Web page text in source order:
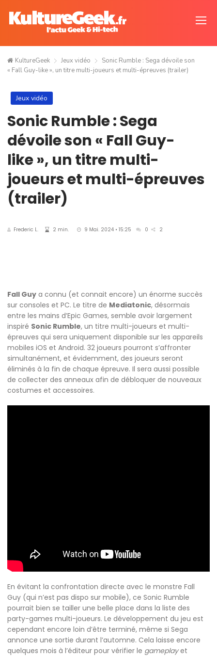
KultureGeek Jeux vidéo
Sonic Rumble : Sega dévoile son
« Fall Guy-like », un titre multi-joueurs et multi-épreuves (trailer)
Jeux vidéo
Sonic Rumble : Sega
dévoile son « Fall Guy-
like », un titre multi-
joueurs et multi-épreuves
(trailer)
Frederic L. 2 min. 9 Mai. 2024 • 15:25 0 2
Fall Guy a connu (et connait encore) un énorme succès
sur consoles et PC. Le titre de Mediatonic, désormais
entre les mains d’Epic Games, semble avoir largement
inspiré Sonic Rumble, un titre multi-joueurs et multi-
épreuves qui sera uniquement disponible sur les appareils
mobiles iOS et Android. 32 joueurs pourront s’affronter
simultanément, et évidemment, des joueurs seront
éliminés à la fin de chaque épreuve. Il sera aussi possible
de collecter des anneaux afin de débloquer de nouveaux
costumes et accessoires.
En évitant la confrontation directe avec le monstre Fall
Guy (qui n’est pas dispo sur mobile), ce Sonic Rumble
pourrait bien se tailler une belle place dans la liste des
party-games multi-joueurs. Le développement du jeu est
cependant encore loin d’être terminé, même si Sega
annonce une sortie durant l’automne. Cela laisse encore
quelques mois à l’éditeur pour vérifier le gameplayet